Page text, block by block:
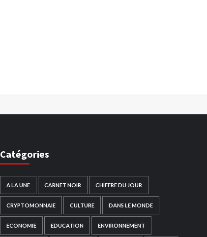
Catégories
A LA UNE CARNET NOIR CHIFFRE DU JOUR
CRYPTOMONNAIE CULTURE DANS LE MONDE
ECONOMIE EDUCATION ENVIRONNEMENT